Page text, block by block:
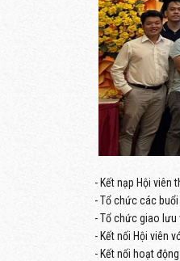
- Kết nạp Hội viên
- Tổ chức các
- Tổ chức giao lưu
- Kết nối Hội viên
- Kết nối hoạt